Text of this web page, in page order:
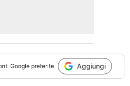
Google preferite Aggiungi